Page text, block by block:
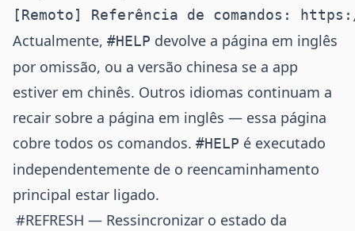
Actualmente, #HELP devolve a página em inglês
por omissão, ou a versão chinesa se a app
estiver em chinês. Outros idiomas continuam a
recair sobre a página em inglês — essa página
cobre todos os comandos. #HELP é executado
independentemente de o reencaminhamento
principal estar ligado.
#REFRESH — Ressincronizar o estado da